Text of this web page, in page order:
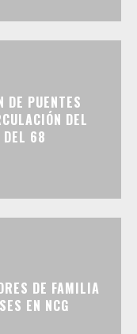
DE PUENTES
DEL
DEL 68
DE FAMILIA
EN NCG